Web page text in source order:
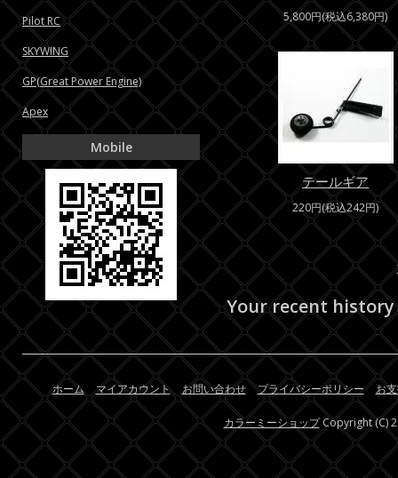
5,800円(税込6,380円)
テールギア
220円(税込242円)
Your recent history
Pilot RC
SKYWING
GP(Great Power Engine)
Apex
Mobile
ホーム マイアカウント お問い合わせ プライバシーポリシー お
カラーミーショップCopyright (C)